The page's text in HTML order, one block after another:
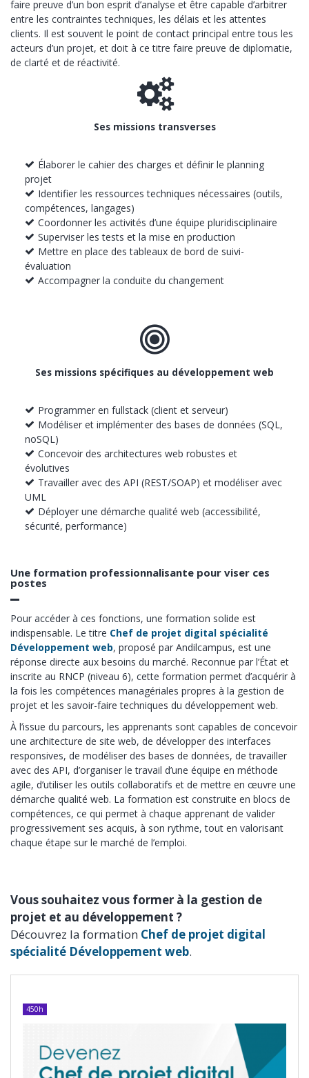
faire preuve d’un bon esprit d’analyse et être capable d’arbitrer
entre les contraintes techniques, les délais et les attentes
clients. Il est souvent le point de contact principal entre tous les
acteurs d’un projet, et doit à ce titre faire preuve de diplomatie,
de clarté et de réactivité.
Ses missions transverses
Élaborer le cahier des charges et définir le planning
projet
Identifier les ressources techniques nécessaires (outils,
compétences, langages)
Coordonner les activités d’une équipe pluridisciplinaire
Superviser les tests et la mise en production
Mettre en place des tableaux de bord de suivi-
évaluation
Accompagner la conduite du changement
Ses missions spécifiques au développement web
Programmer en fullstack (client et serveur)
Modéliser et implémenter des bases de données (SQL,
noSQL)
Concevoir des architectures web robustes et
évolutives
Travailler avec des API (REST/SOAP) et modéliser avec
UML
Déployer une démarche qualité web (accessibilité,
sécurité, performance)
Une formation professionnalisante pour viser ces
postes
Pour accéder à ces fonctions, une formation solide est
indispensable. Le titre Chef de projet digital spécialité
Développement web, proposé par Andilcampus, est une
réponse directe aux besoins du marché. Reconnue par l’État et
inscrite au RNCP (niveau 6), cette formation permet d’acquérir à
la fois les compétences managériales propres à la gestion de
projet et les savoir-faire techniques du développement web.
À l’issue du parcours, les apprenants sont capables de concevoir
une architecture de site web, de développer des interfaces
responsives, de modéliser des bases de données, de travailler
avec des API, d’organiser le travail d’une équipe en méthode
agile, d’utiliser les outils collaboratifs et de mettre en œuvre une
démarche qualité web. La formation est construite en blocs de
compétences, ce qui permet à chaque apprenant de valider
progressivement ses acquis, à son rythme, tout en valorisant
chaque étape sur le marché de l’emploi.
Vous souhaitez vous former à la gestion de
projet et au développement ?
Découvrez la formation Chef de projet digital
spécialité Développement web.
450h